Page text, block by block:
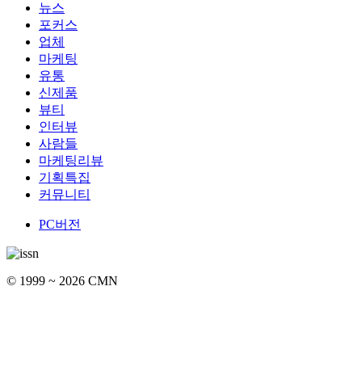
뉴스
포커스
업체
마케팅
유통
신제품
뷰티
인터뷰
사람들
마케팅리뷰
기획특집
커뮤니티
PC버전
© 1999 ~ 2026 CMN